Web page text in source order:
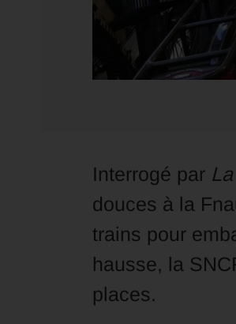
Interrogé par
douces à la
trains pour
hausse, la
places.